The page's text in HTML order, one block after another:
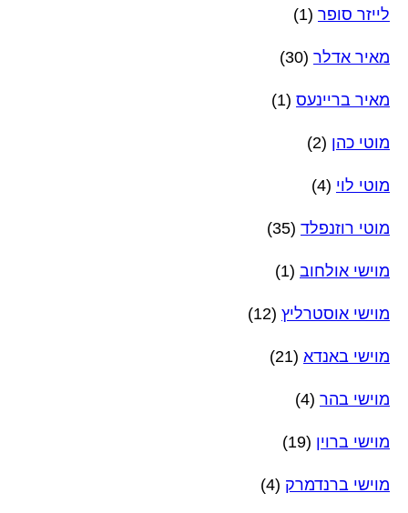
לייזר סופר (1)
מאיר אדלר (30)
מאיר בריינעס (1)
מוטי כהן (2)
מוטי לוי (4)
מוטי רוזנפלד (35)
מוישי אולחוב (1)
מוישי אוסטרליץ (12)
מוישי באנדא (21)
מוישי בהר (4)
מוישי ברוין (19)
מוישי ברנדמרק (4)